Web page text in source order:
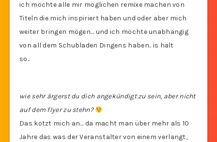
ich möchte alle mir möglichen remixe machen von
Titeln die mich inspiriert haben und oder aber mich
weiter bringen mögen… und ich möchte unabhängig
von all dem Schubladen Dingens haben.. is halt
so..
wie sehr ärgerst du dich angekündigt zu sein, aber nicht
auf dem flyer zu stehn?
Das kotzt mich an… da macht man über mehr als 10
Jahre das was der Veranstalter von einem verlangt,